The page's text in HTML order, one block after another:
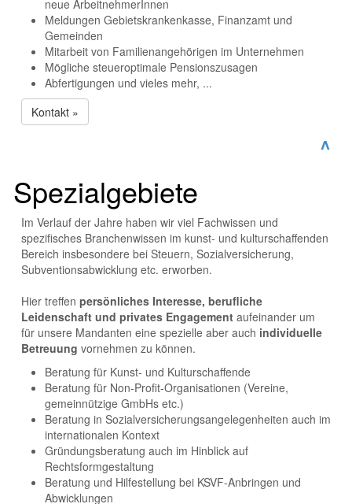
neue ArbeitnehmerInnen
Meldungen Gebietskrankenkasse, Finanzamt und
Gemeinden
Mitarbeit von Familienangehörigen im Unternehmen
Mögliche steueroptimale Pensionszusagen
Abfertigungen und vieles mehr, ...
Kontakt »
^
Spezialgebiete
Im Verlauf der Jahre haben wir viel Fachwissen und
spezifisches Branchenwissen im kunst- und kulturschaffenden
Bereich insbesondere bei Steuern, Sozialversicherung,
Subventionsabwicklung etc. erworben.
Hier treffen persönliches Interesse, berufliche
Leidenschaft und privates Engagement aufeinander um
für unsere Mandanten eine spezielle aber auch individuelle
Betreuung vornehmen zu können.
Beratung für Kunst- und Kulturschaffende
Beratung für Non-Profit-Organisationen (Vereine,
gemeinnützige GmbHs etc.)
Beratung in Sozialversicherungsangelegenheiten auch im
internationalen Kontext
Gründungsberatung auch im Hinblick auf
Rechtsformgestaltung
Beratung und Hilfestellung bei KSVF-Anbringen und
Abwicklungen